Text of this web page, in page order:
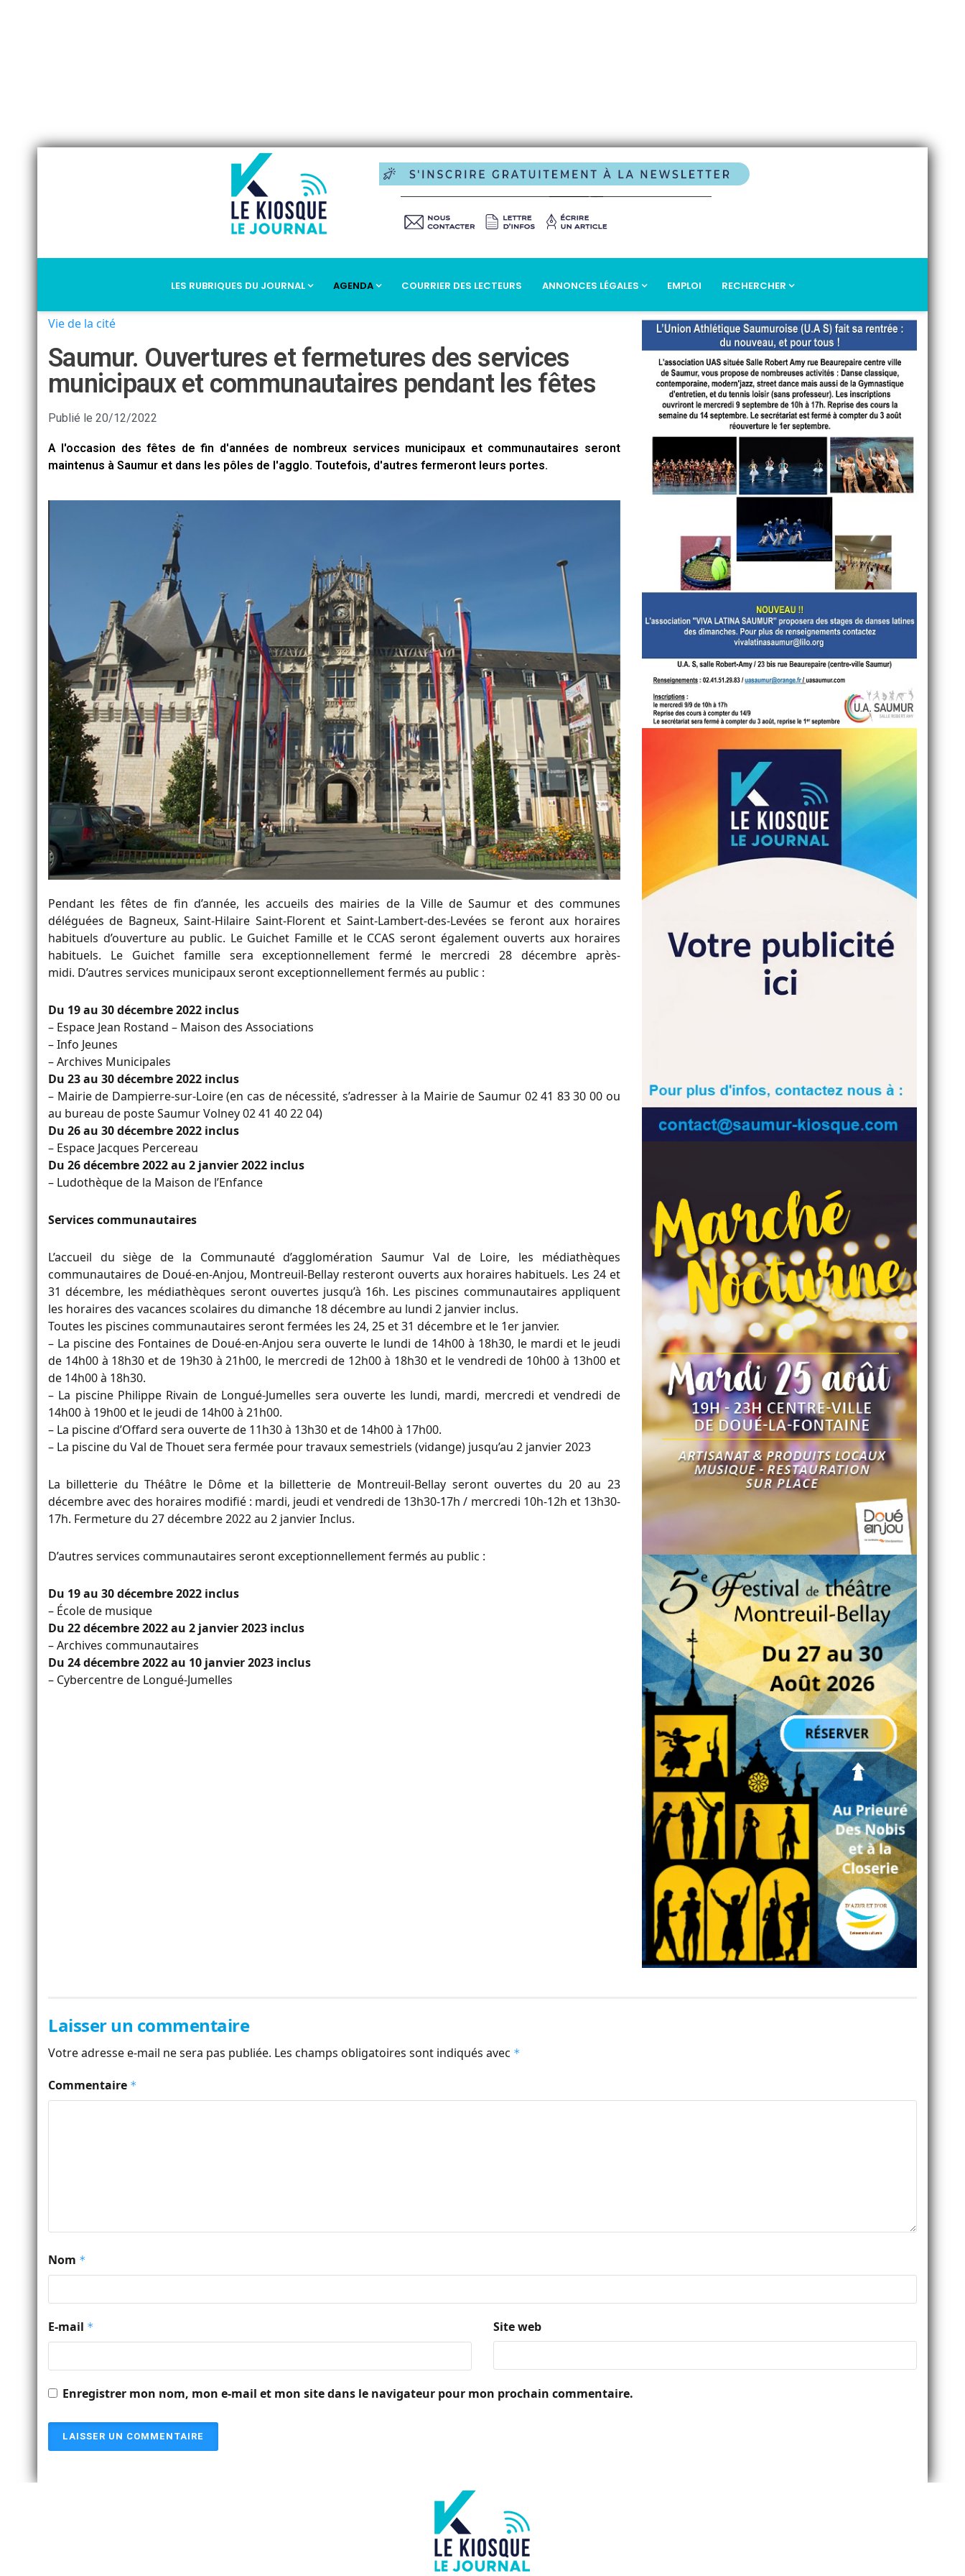
LES RUBRIQUES DU JOURNAL AGENDA COURRIER DES LECTEURS ANNONCES LÉGALES EMPLOI RECHERCHER
Vie de la cité
Saumur. Ouvertures et fermetures des services
municipaux et communautaires pendant les fêtes
Publié le 20/12/2022
A l'occasion des fêtes de fin d'années de nombreux services municipaux et communautaires seront
maintenus à Saumur et dans les pôles de l'agglo. Toutefois, d'autres fermeront leurs portes.
Pendant les fêtes de fin d’année, lesaccueils des mairies de la Ville de Saumur et des communes
déléguées de Bagneux, Saint-Hilaire Saint-Florent et Saint-Lambert-des-Levées se feront aux horaires
habituels d’ouverture au public. Le Guichet Famille et le CCAS seront également ouverts aux horaires
habituels. Le Guichet famille sera exceptionnellement fermé le mercredi 28 décembre après-
midi. D’autres services municipaux seront exceptionnellement fermés au public :
Du 19 au 30 décembre 2022 inclus
– Espace Jean Rostand – Maison des Associations
– Info Jeunes
– Archives Municipales
Du 23 au 30 décembre 2022 inclus
– Mairie de Dampierre-sur-Loire (en cas de nécessité, s’adresser à la Mairie de Saumur 02 41 83 30 00 ou
au bureau de poste Saumur Volney 02 41 40 22 04)
Du 26 au 30 décembre 2022 inclus
– Espace Jacques Percereau
Du 26 décembre 2022 au 2 janvier 2022 inclus
– Ludothèque de la Maison de l’Enfance
Services communautaires
L’accueil du siège de la Communauté d’agglomération Saumur Val de Loire, les médiathèques
communautaires de Doué-en-Anjou, Montreuil-Bellay resteront ouverts aux horaires habituels. Les 24 et
31 décembre, les médiathèques seront ouvertes jusqu’à 16h. Les piscines communautaires appliquent
les horaires des vacances scolaires du dimanche 18 décembre au lundi 2 janvier inclus.
Toutes les piscines communautaires seront fermées les 24, 25 et 31 décembre et le 1er janvier.
– La piscine des Fontaines de Doué-en-Anjou sera ouverte le lundi de 14h00 à 18h30, le mardi et le jeudi
de 14h00 à 18h30 et de 19h30 à 21h00, le mercredi de 12h00 à 18h30 et le vendredi de 10h00 à 13h00 et
de 14h00 à 18h30.
– La piscine Philippe Rivain de Longué-Jumelles sera ouverte les lundi, mardi, mercredi et vendredi de
14h00 à 19h00 et le jeudi de 14h00 à 21h00.
– La piscine d’Offard sera ouverte de 11h30 à 13h30 et de 14h00 à 17h00.
– La piscine du Val de Thouet sera fermée pour travaux semestriels (vidange) jusqu’au 2 janvier 2023
La billetterie du Théâtre le Dôme et la billetterie de Montreuil-Bellay seront ouvertes du 20 au 23
décembre avec des horaires modifié : mardi, jeudi et vendredi de 13h30-17h / mercredi 10h-12h et 13h30-
17h. Fermeture du 27 décembre 2022 au 2 janvier Inclus.
D’autres services communautaires seront exceptionnellement fermés au public :
Du 19 au 30 décembre 2022 inclus
– École de musique
Du 22 décembre 2022 au 2 janvier 2023 inclus
– Archives communautaires
Du 24 décembre 2022 au 10 janvier 2023 inclus
– Cybercentre de Longué-Jumelles
Laisser un commentaire
Votre adresse e-mail ne sera pas publiée. Les champs obligatoires sont indiqués avec *
Commentaire *
Nom *
E-mail * Site web
Enregistrer mon nom, mon e-mail et mon site dans le navigateur pour mon prochain commentaire.